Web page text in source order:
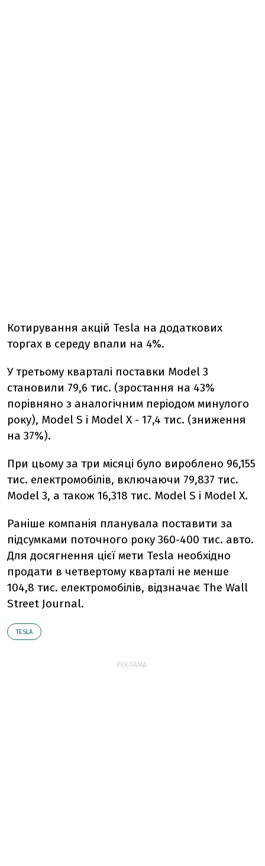
Котирування акцій Tesla на додаткових
торгах в середу впали на 4%.
У третьому кварталі поставки Model 3
становили 79,6 тис. (зростання на 43%
порівняно з аналогічним періодом минулого
року), Model S і Model X - 17,4 тис. (зниження
на 37%).
При цьому за три місяці було вироблено 96,155
тис. електромобілів, включаючи 79,837 тис.
Model 3, а також 16,318 тис. Model S і Model X.
Раніше компанія планувала поставити за
підсумками поточного року 360-400 тис. авто.
Для досягнення цієї мети Tesla необхідно
продати в четвертому кварталі не менше
104,8 тис. електромобілів, відзначає The Wall
Street Journal.
TESLA
РЕКЛАМА: